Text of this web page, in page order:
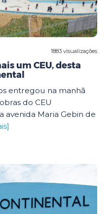
1883 visualizações
um CEU, desta
entregou na manhã
do CEU
avenida Maria Gebin de